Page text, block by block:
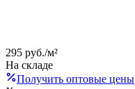
295 руб./м²
На складе
Получить оптовые цены